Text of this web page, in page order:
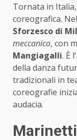
Tornata in
coreografica. Nel
Sforzesco di
meccanico, con
Mangiagalli. È
della danza
tradizionali in
coreografie
audacia.